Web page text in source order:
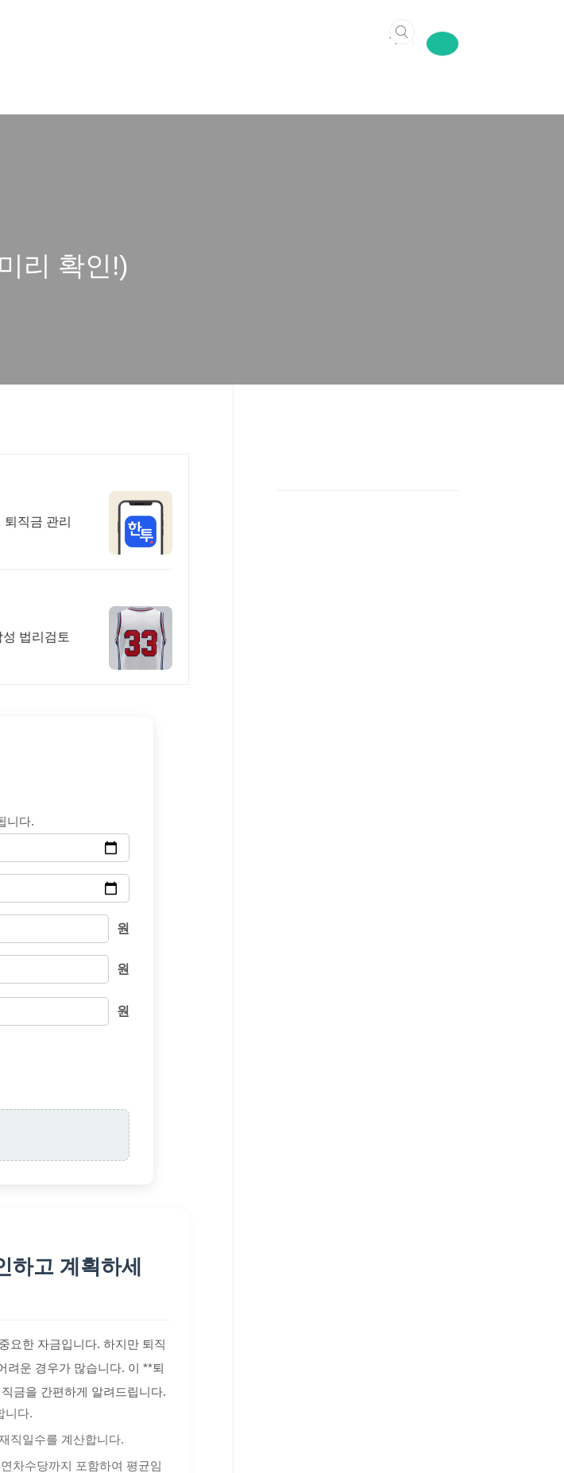
리 확인!)
직금 관리
법리검토
니다.
원
원
원
하고 계획하세
요한 자금입니다. 하지만 퇴직
려운 경우가 많습니다. 이 **퇴
금을 간편하게 알려드립니다.
니다.
직일수를 계산합니다.
차수당까지 포함하여 평균임